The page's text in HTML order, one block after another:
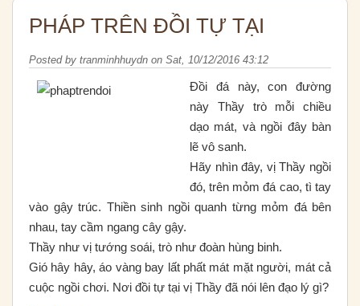
PHÁP TRÊN ĐỒI TỰ TẠI
Posted by tranminhhuydn on Sat, 10/12/2016 43:12
Ðồi đá này, con đường
này Thầy trò mỗi chiều
dạo mát, và ngồi đây bàn
lẽ vô sanh.
Hãy nhìn đây, vị Thầy ngồi
đó, trên mỏm đá cao, tì tay
vào gậy trúc. Thiền sinh ngồi quanh từng mỏm đá bên
nhau, tay cầm ngang cây gậy.
Thầy như vị tướng soái, trò như đoàn hùng binh.
Gió hây hây, áo vàng bay lất phất mát mặt người, mát cả
cuộc ngồi chơi. Nơi đồi tự tại vị Thầy đã nói lên đạo lý gì?